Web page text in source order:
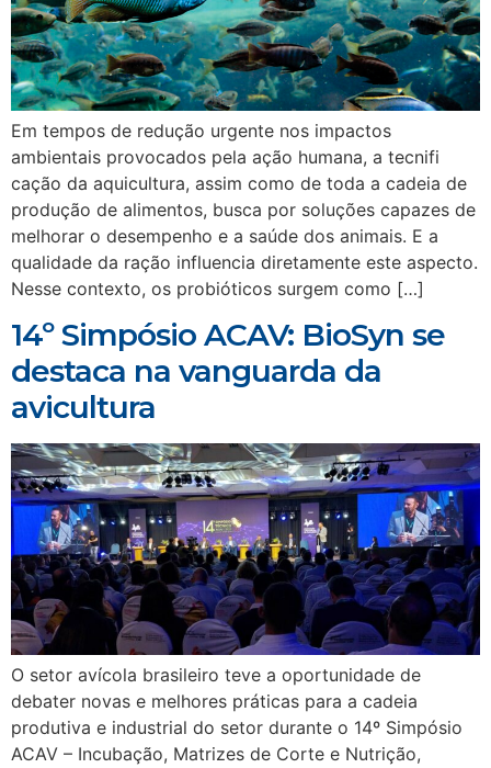
Em tempos de redução urgente nos impactos
ambientais provocados pela ação humana, a tecnifi
cação da aquicultura, assim como de toda a cadeia de
produção de alimentos, busca por soluções capazes de
melhorar o desempenho e a saúde dos animais. E a
qualidade da ração influencia diretamente este aspecto.
Nesse contexto, os probióticos surgem como […]
14º Simpósio ACAV: BioSyn se
destaca na vanguarda da
avicultura
O setor avícola brasileiro teve a oportunidade de
debater novas e melhores práticas para a cadeia
produtiva e industrial do setor durante o 14º Simpósio
ACAV – Incubação, Matrizes de Corte e Nutrição,